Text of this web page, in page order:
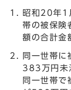
昭和20年1
帯の被保険
額の合計金
同一世帯に
383万円未
同一世帯で